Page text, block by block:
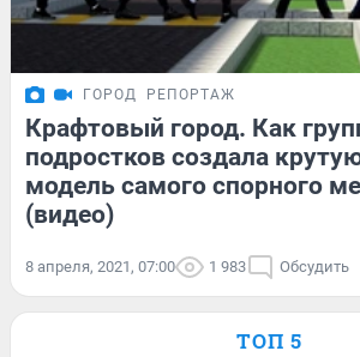
ГОРОД РЕПОРТАЖ
Крафтовый город. Как
подростков создала
модель самого спорного
(видео)
8 апреля, 2021, 07:00 1 983 Обсудить
ТОП 5